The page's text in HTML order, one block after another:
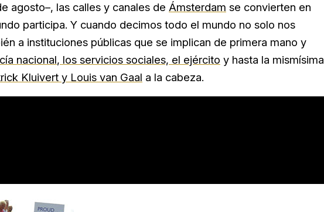
agosto–, las calles y canales de Ámsterdam se convierten en
participa. Y cuando decimos todo el mundo no solo nos
a instituciones públicas que se implican de primera mano y
nacional, los servicios sociales, el ejército y hasta la mismísima
Kluivert y Louis van Gaal a la cabeza.